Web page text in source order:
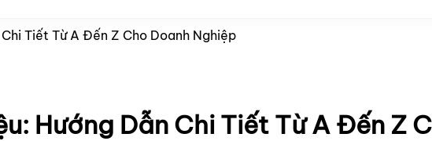
Tiết Từ A Đến Z Cho Doanh Nghiệp
Hướng Dẫn Chi Tiết Từ A Đến Z